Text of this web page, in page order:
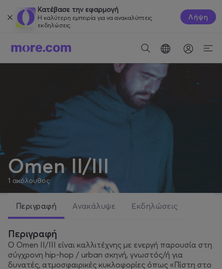
Κατέβασε την εφαρμογή
Η καλύτερη εμπειρία για να ανακαλύπτεις
εκδηλώσεις.
Λήψη
Omen II/III
1 ακόλουθος
Περιγραφή Ανακάλυψε Εκδηλώσεις
Περιγραφή
Ο Omen II/III είναι καλλιτέχνης με ενεργή παρουσία στη
σύγχρονη hip-hop / urban σκηνή, γνωστός/ή για
δυνατές, ατμοσφαιρικές κυκλοφορίες όπως «Πίστη στο